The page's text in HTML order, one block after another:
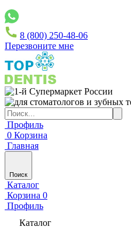
8 (800) 250-48-06
Перезвоните мне
Профиль
0 Корзина
Главная
Поиск
Каталог
Корзина 0
Профиль
Каталог